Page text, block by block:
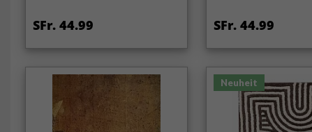
SFr. 44.99 SFr. 44.99
Neuheit